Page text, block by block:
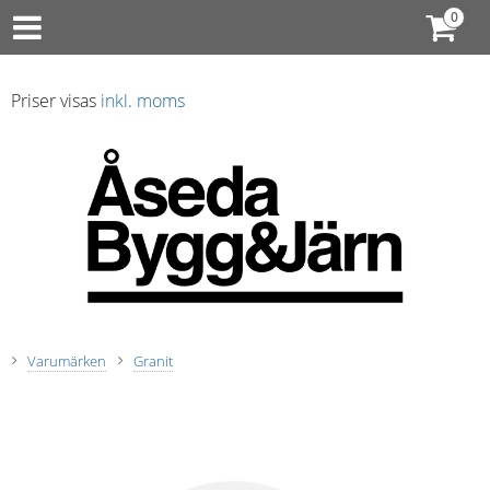
Priser visas inkl. moms
Varumärken Granit